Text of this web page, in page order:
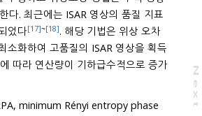
N
e
x
t
a
g
지표
었다[17]~[18]. 해당 기법은 위상 오차
질의 ISAR 영상을 획득
따라 연산량이 기하급수적으로 증가
minimum Rényi entropy phase